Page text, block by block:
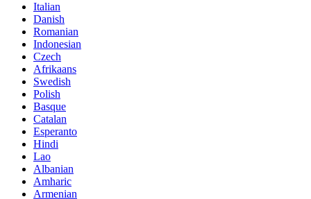
Italian
Danish
Romanian
Indonesian
Czech
Afrikaans
Swedish
Polish
Basque
Catalan
Esperanto
Hindi
Lao
Albanian
Amharic
Armenian